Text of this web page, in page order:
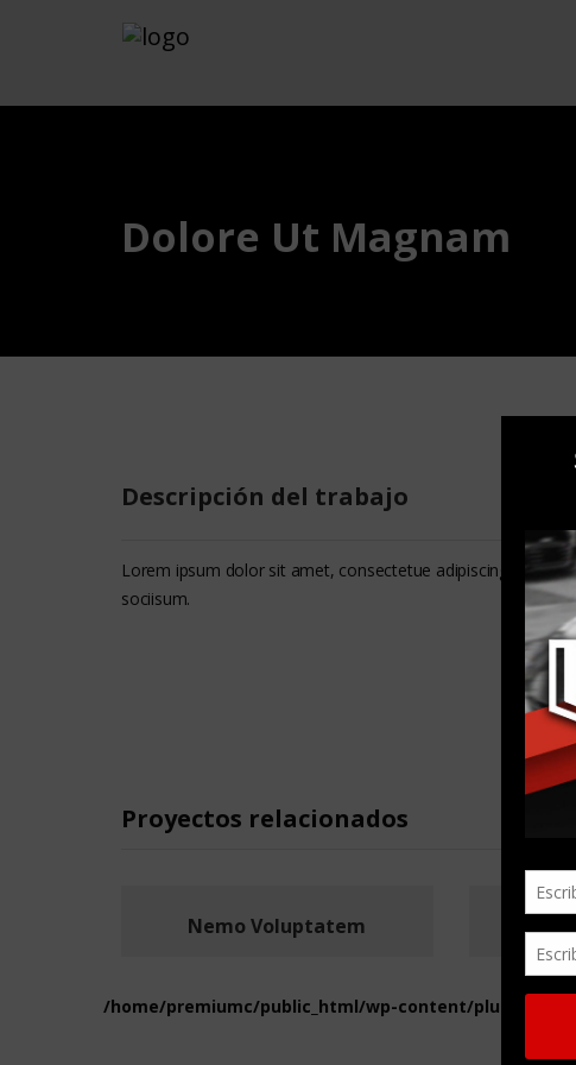
Dolore Ut Magnam
Descripción del trabajo
Lorem ipsum dolor sit amet, consectetue adipiscing elit.
sociisum.
Proyectos relacionados
Nemo Voluptatem
/home/premiumc/public_html/wp-content/plugins/